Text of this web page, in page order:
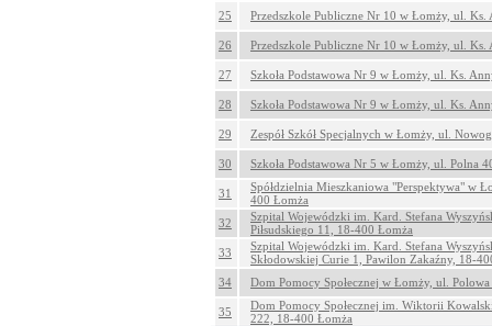
25
Przedszkole Publiczne Nr 10 w Łomży, ul.
26 Przedszkole Publiczne Nr 10 w Łomży, ul.
27 Szkoła Podstawowa Nr 9 w Łomży, ul. Ks.
28 Szkoła Podstawowa Nr 9 w Łomży, ul. Ks.
29 Zespół Szkół Specjalnych w Łomży, ul.
30 Szkoła Podstawowa Nr 5 w Łomży, ul. Polna
31
Spółdzielnia Mieszkaniowa "Perspektywa" w
400 Łomża
32
Szpital Wojewódzki im. Kard. Stefana
Piłsudskiego 11, 18-400 Łomża
33
Szpital Wojewódzki im. Kard. Stefana
Skłodowskiej Curie 1, Pawilon Zakaźny, 18-
34
Dom Pomocy Społecznej w Łomży, ul.
35
Dom Pomocy Społecznej im. Wiktorii
222, 18-400 Łomża